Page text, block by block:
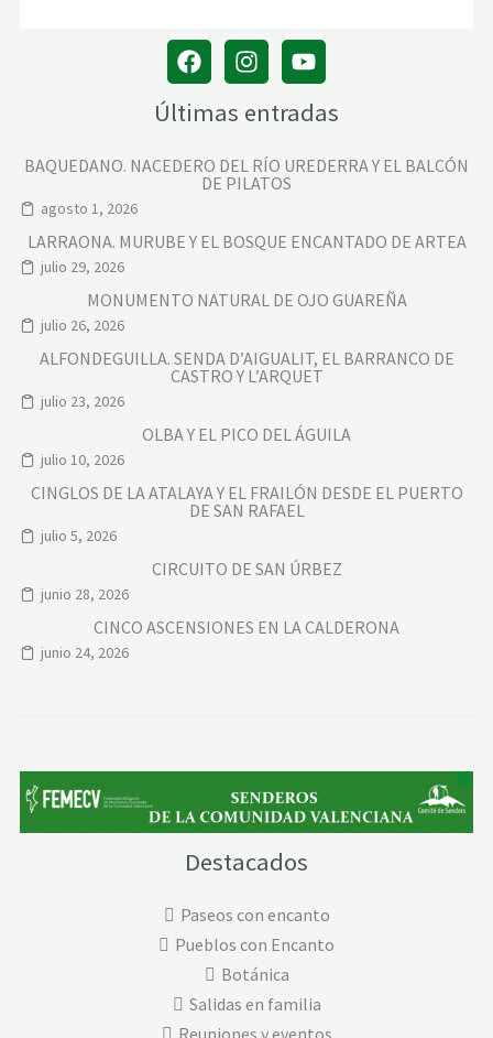
Últimas entradas
BAQUEDANO. NACEDERO DEL RÍO UREDERRA Y EL BALCÓN
DE PILATOS
agosto 1, 2026
LARRAONA. MURUBE Y EL BOSQUE ENCANTADO DE ARTEA
julio 29, 2026
MONUMENTO NATURAL DE OJO GUAREÑA
julio 26, 2026
ALFONDEGUILLA. SENDA D’AIGUALIT, EL BARRANCO DE
CASTRO Y L’ARQUET
julio 23, 2026
OLBA Y EL PICO DEL ÁGUILA
julio 10, 2026
CINGLOS DE LA ATALAYA Y EL FRAILÓN DESDE EL PUERTO
DE SAN RAFAEL
julio 5, 2026
CIRCUITO DE SAN ÚRBEZ
junio 28, 2026
CINCO ASCENSIONES EN LA CALDERONA
junio 24, 2026
Destacados
Paseos con encanto
Pueblos con Encanto
Botánica
Salidas en familia
Reuniones y eventos